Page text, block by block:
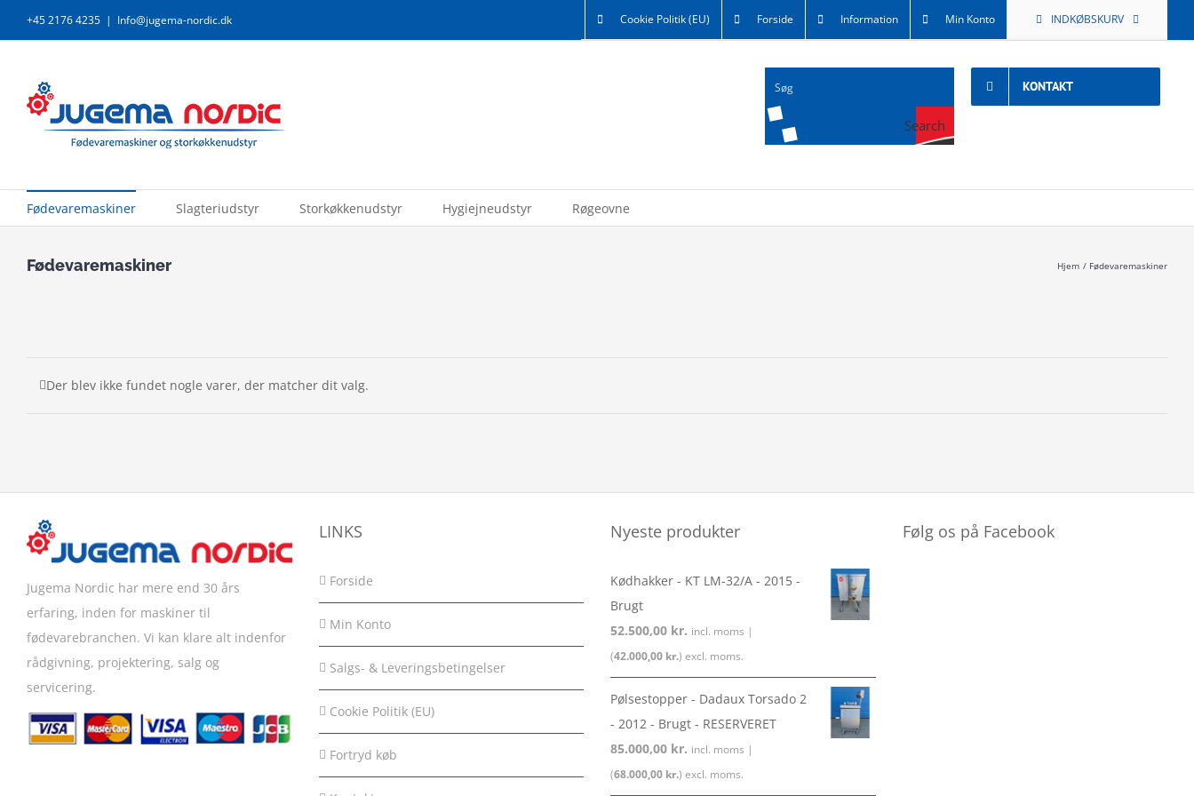
to
+45 2176 4235 | Info@jugema-nordic.dk Cookie Politik (EU) Forside Information Min Konto INDKØBSKURV
Search
KONTAKT
Fødevaremaskiner Slagteriudstyr Storkøkkenudstyr Hygiejneudstyr Røgeovne
Fødevaremaskiner Hjem Fødevaremaskiner
Der blev ikke fundet nogle varer, der matcher dit valg.
Jugema Nordic har mere end 30 års
erfaring, inden for maskiner til
fødevarebranchen. Vi kan klare alt indenfor
rådgivning, projektering, salg og
servicering.
LINKS
Forside
Min Konto
Salgs- & Leveringsbetingelser
Cookie Politik (EU)
Fortryd køb
Nyeste produkter
Kødhakker - KT LM-32/A - 2015 -
Brugt
52.500,00 kr. incl. moms |
(42.000,00 kr.) excl. moms.
Pølsestopper - Dadaux Torsado 2
- 2012 - Brugt - RESERVERET
85.000,00 kr. incl. moms |
(68.000,00 kr.) excl. moms.
Følg os på Facebook